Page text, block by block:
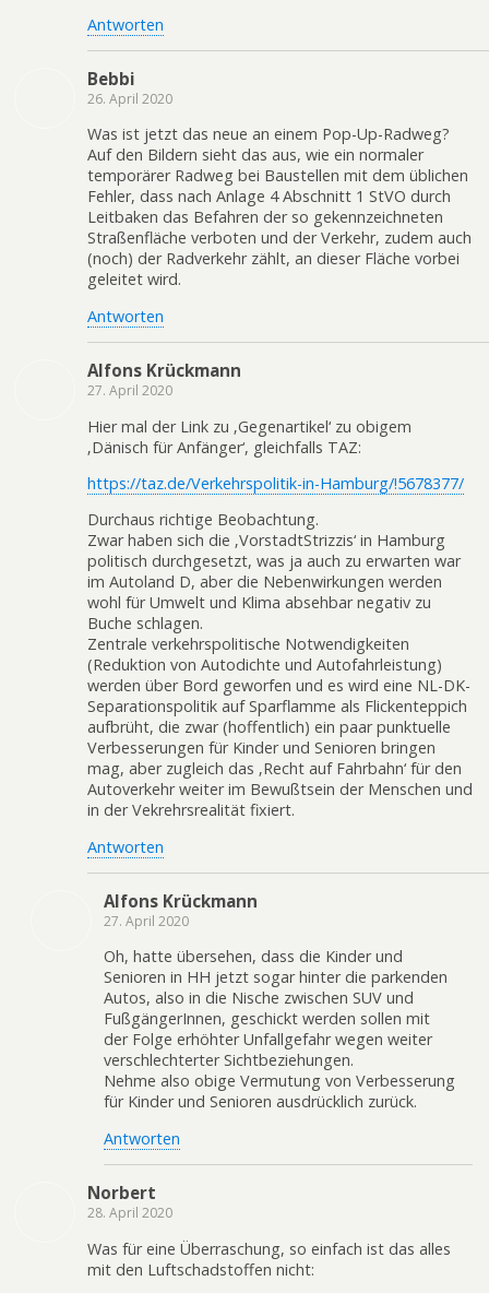
Antworten
Bebbi
26. April 2020
Was ist jetzt das neue an einem Pop-Up-Radweg?
Auf den Bildern sieht das aus, wie ein normaler
temporärer Radweg bei Baustellen mit dem üblichen
Fehler, dass nach Anlage 4 Abschnitt 1 StVO durch
Leitbaken das Befahren der so gekennzeichneten
Straßenfläche verboten und der Verkehr, zudem auch
(noch) der Radverkehr zählt, an dieser Fläche vorbei
geleitet wird.
Antworten
Alfons Krückmann
27. April 2020
Hier mal der Link zu ‚Gegenartikel‘ zu obigem
‚Dänisch für Anfänger‘, gleichfalls TAZ:
https://taz.de/Verkehrspolitik-in-Hamburg/!5678377/
Durchaus richtige Beobachtung.
Zwar haben sich die ‚VorstadtStrizzis‘ in Hamburg
politisch durchgesetzt, was ja auch zu erwarten war
im Autoland D, aber die Nebenwirkungen werden
wohl für Umwelt und Klima absehbar negativ zu
Buche schlagen.
Zentrale verkehrspolitische Notwendigkeiten
(Reduktion von Autodichte und Autofahrleistung)
werden über Bord geworfen und es wird eine NL-DK-
Separationspolitik auf Sparflamme als Flickenteppich
aufbrüht, die zwar (hoffentlich) ein paar punktuelle
Verbesserungen für Kinder und Senioren bringen
mag, aber zugleich das ‚Recht auf Fahrbahn‘ für den
Autoverkehr weiter im Bewußtsein der Menschen und
in der Vekrehrsrealität fixiert.
Antworten
Alfons Krückmann
27. April 2020
Oh, hatte übersehen, dass die Kinder und
Senioren in HH jetzt sogar hinter die parkenden
Autos, also in die Nische zwischen SUV und
FußgängerInnen, geschickt werden sollen mit
der Folge erhöhter Unfallgefahr wegen weiter
verschlechterter Sichtbeziehungen.
Nehme also obige Vermutung von Verbesserung
für Kinder und Senioren ausdrücklich zurück.
Antworten
Norbert
28. April 2020
Was für eine Überraschung, so einfach ist das alles
mit den Luftschadstoffen nicht: